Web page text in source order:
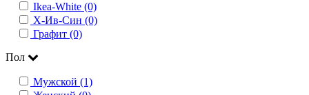
Ikea-White (0)
Х-Ив-Син (0)
Графит (0)
Пол
Мужской (1)